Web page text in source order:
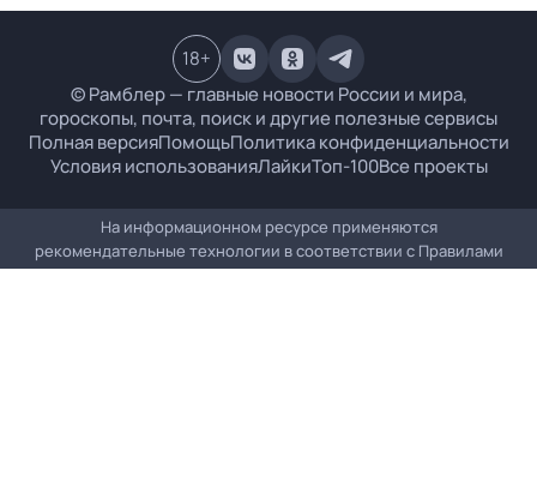
© Рамблер — главные новости России и мира,
гороскопы, почта, поиск и другие полезные сервисы
Полная версияПомощьПолитика конфиденциальности
Условия использованияЛайкиТоп-100Все проекты
18+
На информационном ресурсе применяются
рекомендательные технологии в соответствии с Правилами